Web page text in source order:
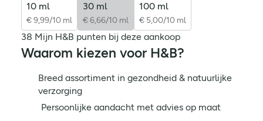
10 ml
€ 9,99/10 ml
30 ml
€ 6,66/10 ml
100 ml
€ 5,00/10 ml
38 Mijn H&B punten bij deze aankoop
Waarom kiezen voor H&B?
Breed assortiment in gezondheid & natuurlijke
verzorging
Persoonlijke aandacht met advies op maat